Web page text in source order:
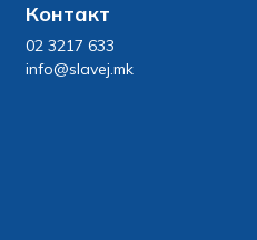
Контакт
02 3217 633
info@slavej.mk